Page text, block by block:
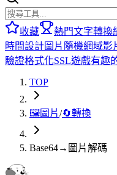
收藏 熱門文字轉換
時間設計圖片 隨機網域影
驗證格式化SSL遊戲有趣
TOP
🖼️圖片/🔄轉換
Base64→圖片解碼